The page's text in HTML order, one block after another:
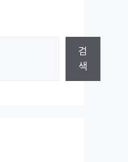
검
색